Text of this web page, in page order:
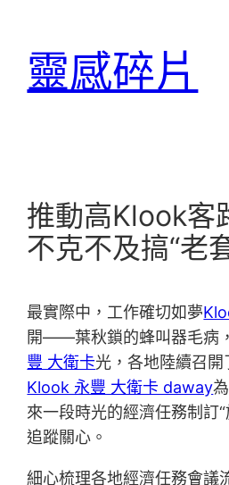
靈感碎片
推動高Klook客
不克不及搞“老
最實際中，工作確切如夢
開——葉秋鎖的蜂叫器毛病
豐 大衛卡光，各地陸續召開
Klook 永豐 大衛卡 daway
來一段時光的經濟任務制訂
追蹤關心。
細心梳理各地經濟任務會議